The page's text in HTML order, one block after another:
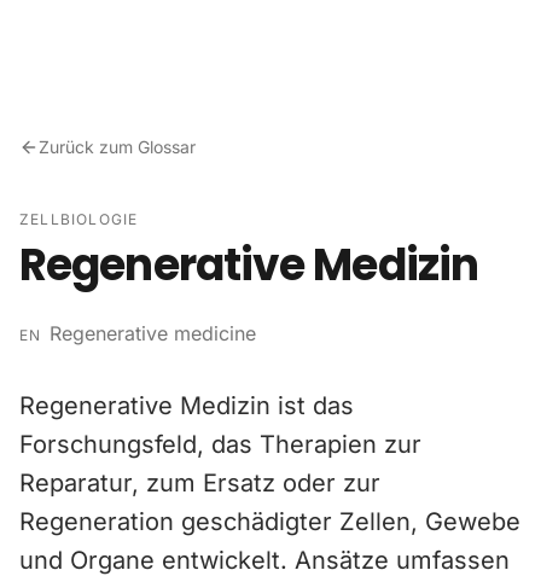
Zurück zum Glossar
ZELLBIOLOGIE
Regenerative Medizin
EN Regenerative medicine
Regenerative Medizin ist das
Forschungsfeld, das Therapien zur
Reparatur, zum Ersatz oder zur
Regeneration geschädigter Zellen, Gewebe
und Organe entwickelt. Ansätze umfassen